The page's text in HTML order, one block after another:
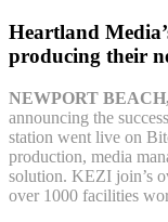
Heartland
producing their
NEWPORT
announcing the
station went live on
production, media
solution. KEZI join’s
over 1000 facilities